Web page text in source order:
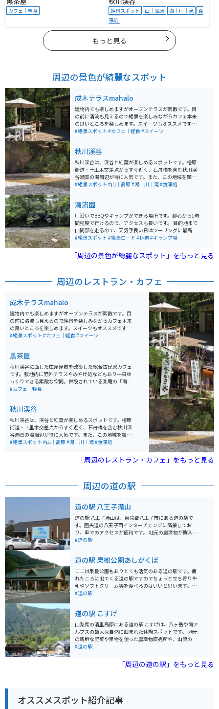
カフェ｜軽食 絶景スポット 山｜高原 湖｜川｜滝
食
事処
もっと見る
周辺の景色が綺麗なスポット
成木テラスmahalo
建物内でも楽しめますがオープンテラスが素敵です。目
の前に清流も見えるので絶景を楽しみながらカフェ本来
の良いところを楽しめます。スイーツもオススメです。
ハンモックもあるので木漏れ日が最高です。定員さんも
#絶景スポット #カフェ｜軽食#スイーツ
秋川渓谷
秋川渓谷は、渓谷と紅葉が楽しめるスポットです。檜原
街道・十里木交差点からすぐ近く、石舟橋を含む秋川渓
谷瀬音の湯周辺が特に人気です。また、この地域を題材
にした映画「五日市物語」の舞台となったこともあり、
験も楽しむことができます。
#絶景スポット #山｜高原#湖｜川｜滝#食事処
清流園
川沿いでBBQやキャンプができる場所です。都心から1時
間程度で行けるので、アクセスも良いです。 目的地まで
山間部を走るので、天気予良い日はツーリングに最高の
場所です。現地も静かで穏やかな雰囲気で楽しめます。
#絶景スポット #絶景ロード #林道#キャンプ場
「周辺の景色が綺麗なスポット」をもっと見る
周辺のレストラン・カフェ
成木テラスmahalo
建物内でも楽しめますがオープンテラスが素敵です。目
の前に清流も見えるので絶景を楽しみながらカフェ本来
の良いところを楽しめます。スイーツもオススメです。
ハンモックもあるので木漏れ日が最高です。定員さんも
#絶景スポット #カフェ｜軽食#スイーツ
黒茶屋
秋川渓谷に面した庄屋屋敷を改築した総合古民家カフェ
です。敷地内に野外テラスやみやげ処などもあり一日ゆ
っくりできる素敵な空間。併設されている楽庵の「南ア
ルプス八ヶ岳の天然水のかき」」は天然氷をつかってい
#カフェ｜軽食
秋川渓谷
秋川渓谷は、渓谷と紅葉が楽しめるスポットです。檜原
街道・十里木交差点からすぐ近く、石舟橋を含む秋川渓
谷瀬音の湯周辺が特に人気です。また、この地域を題材
にした映画「五日市物語」の舞台となったこともあり、
紙の体験工房などもありますので、渓谷とともに文化体
#絶景スポット #山｜高原#湖｜川｜滝#食事処
「周辺のレストラン・カフェ」をもっと見る
周辺の道の駅
道の駅 八王子滝山
道の駅 八王子滝山は、東京都八王子市にある道の駅で
す。圏央道の八王子西インターチェンジに隣接してお
り、車でのアクセスが便利です。 地元の農産物が購入で
きる「農産物直売所」や、地元食材を使った料理が楽し
野菜は人気が高く、旬の野菜を目当てに訪れる人も多く
います。レストランでは、八王子ラーメンや、地元産の
野菜を使った料理などが人気です。 バイクで訪れる場
合、駐車場も広く停めやすいので安心です。ツーリング
の休憩場所としてもおすすめです。道の駅のすぐ近くに
を訪れた際には、ぜひ地元産の野菜や、特産品のお土産
を購入してみてください。
#道の駅
道の駅 果樹公園あしがくぼ
ここは果樹公園もありとても活気のある道の駅です。疲
れたころに出てくる道の駅ですのでちょっと立ち寄り牛
乳やソフトクリーム等を食べるのはいいと思います。自
家製のうどんやみそポテトも有名です。直売所もあるの
#道の駅
道の駅 こすげ
山梨県の清里高原にある道の駅 こすげは、八ヶ岳や南ア
ルプスの雄大な自然に囲まれた休憩スポットです。 地元
の新鮮な野菜や果物を使った農産物直売所や、山梨の名
産品を扱うお土産コーナーが人気です。レストランで
たコーヒーを楽しむことができます。 バイクで訪れる際
は、駐車場から雄大な景色を眺めることができます。周
や文化に触れることができる場所です。
#道の駅
「周辺の道の駅」をもっと見る
オススメスポット紹介記事